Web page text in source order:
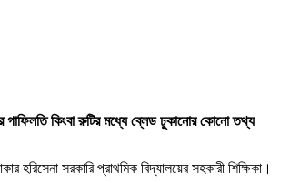
গাফিলতি কিংবা রুটির মধ্যে ব্লেড ঢুকানোর কোনো তথ্য
সরকারি প্রাথমিক বিদ্যালয়ের সহকারী শিক্ষিকা।